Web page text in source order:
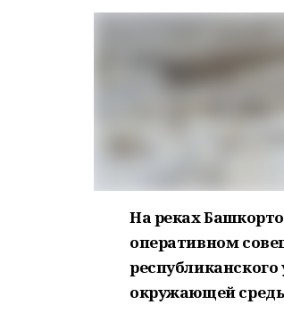
На реках
оперативном
окружающей